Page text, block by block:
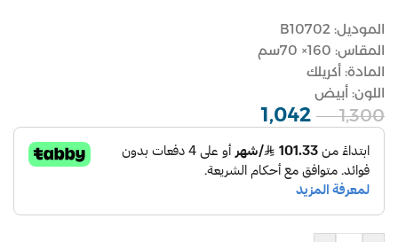
الموديل: B10702
المقاس: 160× 70سم
المادة: أكريلك
اللون: أبيض
1,300ر.س 1,042